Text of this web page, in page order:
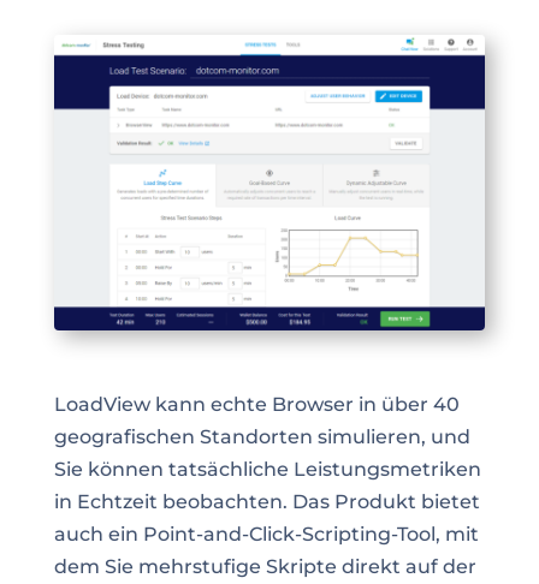
LoadView kann echte Browser in über 40
geografischen Standorten simulieren, und
Sie können tatsächliche Leistungsmetriken
in Echtzeit beobachten. Das Produkt bietet
auch ein Point-and-Click-Scripting-Tool, mit
dem Sie mehrstufige Skripte direkt auf der